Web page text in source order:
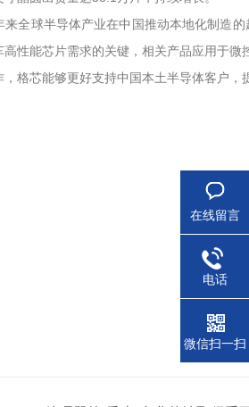
来全球半导体产业在中国推动本地化制造
性能芯片需求的关键，相关产品应用于
格芯能够更好支持中国本土半导体客户
在线留言
电话
微信扫一扫